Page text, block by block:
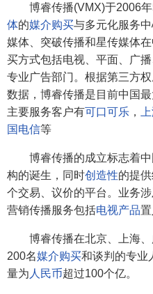
博睿传播(VMX)于2006年
体的媒介购买与多元化服务
媒体、突破传播和星传媒体
买方式包括电视、平面、广播
专业广告部门。根据第三方
数据，博睿传播是目前中国
主要服务客户有可口可乐 ，
国电信等
博睿传播的成立标志着中
构的诞生，同时创造性的提
个交易、议价的平台。业务涉
营销传播服务包括电视产品置
博睿传播在北京、上海、
200名媒介购买和谈判的专业
量为 人民币超过100个亿。